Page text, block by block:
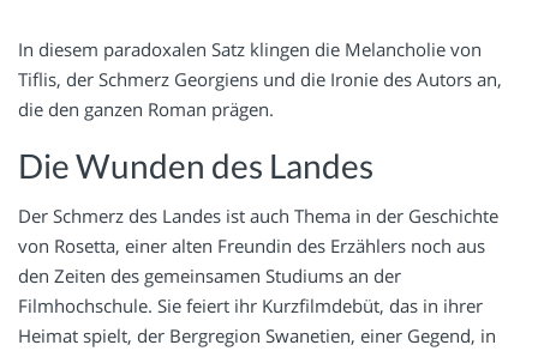
In diesem paradoxalen Satz klingen die Melancholie von
Tiflis, der Schmerz Georgiens und die Ironie des Autors an,
die den ganzen Roman prägen.
Die Wunden des Landes
Der Schmerz des Landes ist auch Thema in der Geschichte
von Rosetta, einer alten Freundin des Erzählers noch aus
den Zeiten des gemeinsamen Studiums an der
Filmhochschule. Sie feiert ihr Kurzfilmdebüt, das in ihrer
Heimat spielt, der Bergregion Swanetien, einer Gegend, in